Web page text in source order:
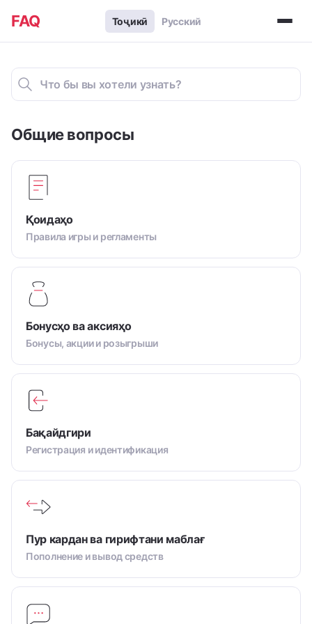
FAQ Тоҷикӣ Русский
Общие вопросы
Қоидаҳо
Правила игры и регламенты
Бонусҳо ва аксияҳо
Бонусы, акции и розыгрыши
Бақайдгири
Регистрация и идентификация
Пур кардан ва гирифтани маблағ
Пополнение и вывод средств